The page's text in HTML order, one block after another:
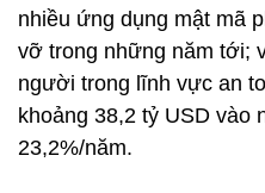
nhiều ứng dụng mật mã
vỡ trong những năm tới;
người trong lĩnh vực an
khoảng 38,2 tỷ USD vào
23,2%/năm.